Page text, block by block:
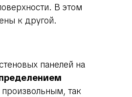
В этом
к другой.
панелей на
так